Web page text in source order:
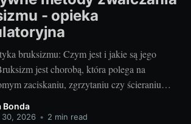
- opieka
bruksizmu: Czym jest i jakie są jego
jest chorobą, która polega na
zaciskaniu, zgrzytaniu czy ścieraniu
snu lub także w ciągu dnia. Ta
może prowadzić do poważnych problemów
Bonda
30, 2026 • 2 min read